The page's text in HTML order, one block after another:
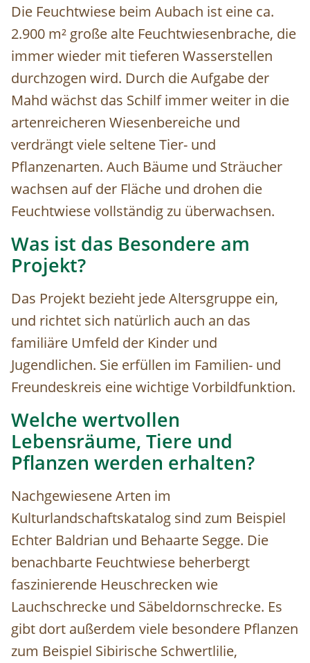
Die Feuchtwiese beim Aubach ist eine ca.
2.900 m² große alte Feuchtwiesenbrache, die
immer wieder mit tieferen Wasserstellen
durchzogen wird. Durch die Aufgabe der
Mahd wächst das Schilf immer weiter in die
artenreicheren Wiesenbereiche und
verdrängt viele seltene Tier- und
Pflanzenarten. Auch Bäume und Sträucher
wachsen auf der Fläche und drohen die
Feuchtwiese vollständig zu überwachsen.
Was ist das Besondere am
Projekt?
Das Projekt bezieht jede Altersgruppe ein,
und richtet sich natürlich auch an das
familiäre Umfeld der Kinder und
Jugendlichen. Sie erfüllen im Familien- und
Freundeskreis eine wichtige Vorbildfunktion.
Welche wertvollen
Lebensräume, Tiere und
Pflanzen werden erhalten?
Nachgewiesene Arten im
Kulturlandschaftskatalog sind zum Beispiel
Echter Baldrian und Behaarte Segge. Die
benachbarte Feuchtwiese beherbergt
faszinierende Heuschrecken wie
Lauchschrecke und Säbeldornschrecke. Es
gibt dort außerdem viele besondere Pflanzen
zum Beispiel Sibirische Schwertlilie,